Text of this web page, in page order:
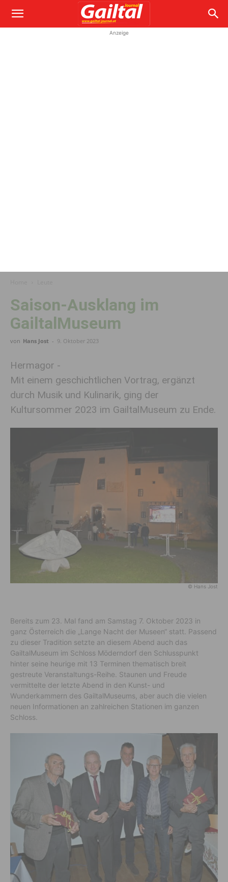
Anzeige
Saison-Ausklang im
GailtalMuseum
von Hans Jost - 9. Oktober 2023
Hermagor -
Mit einem geschichtlichen Vortrag, ergänzt
durch Musik und Kulinarik, ging der
Kultursommer 2023 im GailtalMuseum zu Ende.
© Hans Jost
Bereits zum 23. Mal fand am Samstag 7. Oktober 2023 in
ganz Österreich die „Lange Nacht der Museen“ statt. Passend
zu dieser Tradition setzte an diesem Abend auch das
GailtalMuseum im Schloss Möderndorf den Schlusspunkt
hinter seine heurige mit 13 Terminen thematisch breit
gestreute Veranstaltungs-Reihe. Staunen und Freude
vermittelte der letzte Abend in den Kunst- und
Wunderkammern des GailtalMuseums, aber auch die vielen
neuen Informationen an zahlreichen Stationen im ganzen
Schloss.